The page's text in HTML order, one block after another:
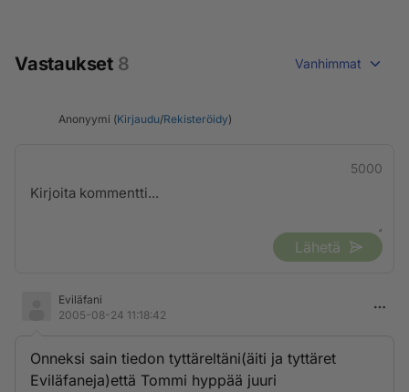
Vastaukset 8 Vanhimmat
Anonyymi (Kirjaudu/Rekisteröidy)
5000
Lähetä
Eviläfani
2005-08-24 11:18:42
Onneksi sain tiedon tyttäreltäni(äiti ja tyttäret
Eviläfaneja)että Tommi hyppää juuri